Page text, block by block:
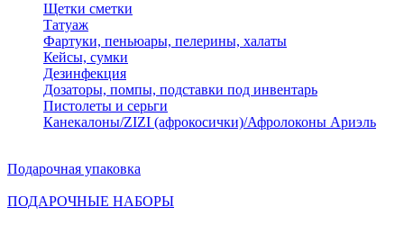
Щетки сметки
Татуаж
Фартуки, пеньюары, пелерины, халаты
Кейсы, сумки
Дезинфекция
Дозаторы, помпы, подставки под инвентарь
Пистолеты и серьги
Канекалоны/ZIZI (афрокосички)/Афролоконы Ариэль
Подарочная упаковка
ПОДАРОЧНЫЕ НАБОРЫ